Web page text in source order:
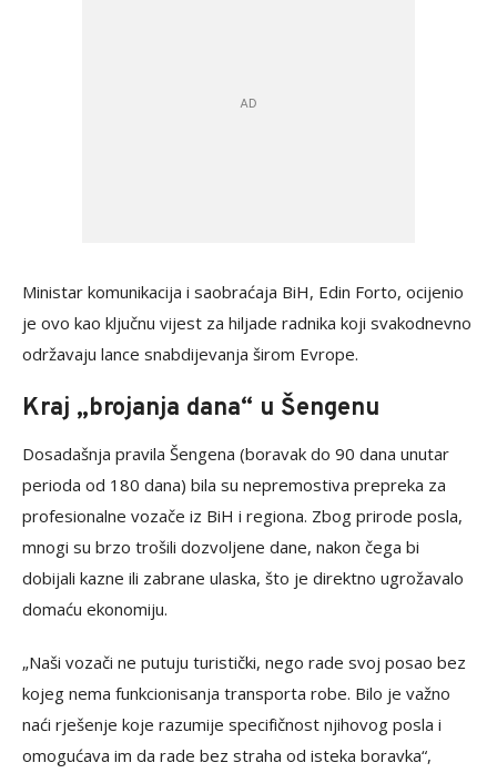
Ministar komunikacija i saobraćaja BiH, Edin Forto, ocijenio
je ovo kao ključnu vijest za hiljade radnika koji svakodnevno
održavaju lance snabdijevanja širom Evrope.
Kraj „brojanja dana“ u Šengenu
Dosadašnja pravila Šengena (boravak do 90 dana unutar
perioda od 180 dana) bila su nepremostiva prepreka za
profesionalne vozače iz BiH i regiona. Zbog prirode posla,
mnogi su brzo trošili dozvoljene dane, nakon čega bi
dobijali kazne ili zabrane ulaska, što je direktno ugrožavalo
domaću ekonomiju.
„Naši vozači ne putuju turistički, nego rade svoj posao bez
kojeg nema funkcionisanja transporta robe. Bilo je važno
naći rješenje koje razumije specifičnost njihovog posla i
omogućava im da rade bez straha od isteka boravka“,